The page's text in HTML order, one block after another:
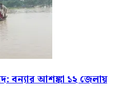
বন্যার আশঙ্কা ১২ জেলায়